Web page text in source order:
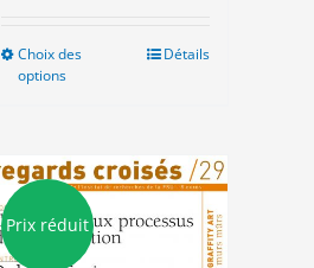
Choix des
options
variations.
Les
options
peuvent
Détails
Prix réduit